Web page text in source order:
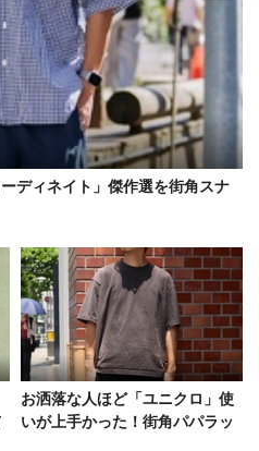
ディネイト」傑作選を街角スナ
お洒落な人ほど「ユニクロ」使
いが上手かった！街角パパラッ